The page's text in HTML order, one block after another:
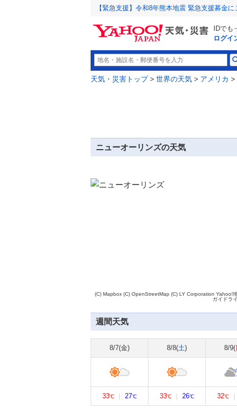
【緊急支援】令和8年熊本地震 緊急支援募金
IDでも
ログイ
天気・災害トップ> 世界の天気 > アメリカ >
ニューオーリンズの天気
(C) Mapbox (C) OpenStreetMap (C) LY Corporation Yahoo!
ガイドラ
週間天気
8/7(金) 8/8(土) 8/9(
33℃ 27℃ 33℃ 26℃ 32℃